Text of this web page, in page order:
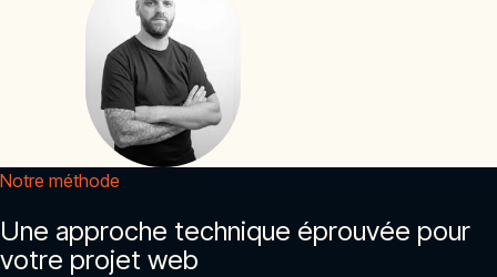
Notre méthode
Une approche technique éprouvée pour
votre projet web